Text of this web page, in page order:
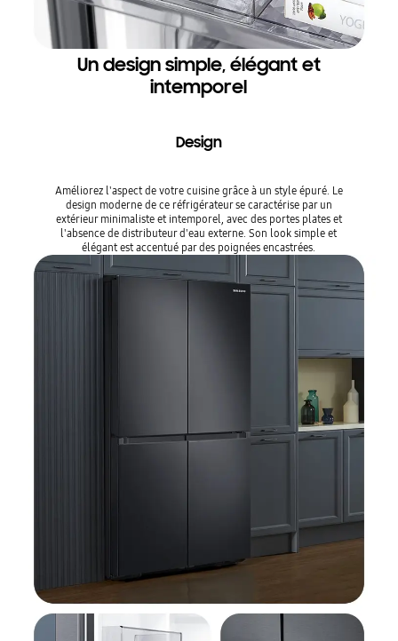
Un design simple, élégant et
intemporel
Design
Améliorez l'aspect de votre cuisine grâce à un style épuré. Le
design moderne de ce réfrigérateur se caractérise par un
extérieur minimaliste et intemporel, avec des portes plates et
l'absence de distributeur d'eau externe. Son look simple et
élégant est accentué par des poignées encastrées.